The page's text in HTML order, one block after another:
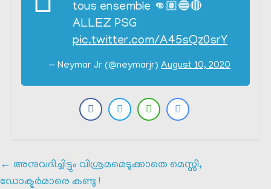
tous ensemble 👊🏽🔵🔴
ALLEZ PSG
pic.twitter.com/A45sQz0srY
— Neymar Jr (@neymarjr) August 10, 2020
← അനുവദിച്ചിട്ടും വിശ്രമമെടുക്കാതെ മെസ്സി,
ഡോക്ടർമാരെ കണ്ടു !